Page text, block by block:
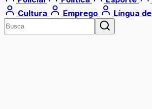
Cultura
Emprego Língua